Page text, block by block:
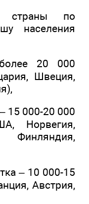
страны по
населения
20 000
Швеция,
15 000-20 000
Норвегия,
– 10 000-15
Австрия,